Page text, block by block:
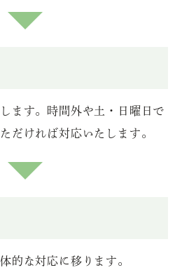
ます。時間外や土・日曜日で
だければ対応いたします。
的な対応に移ります。